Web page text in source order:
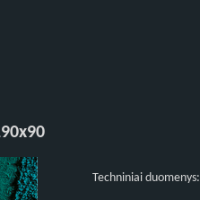
Techniniai duomenys: